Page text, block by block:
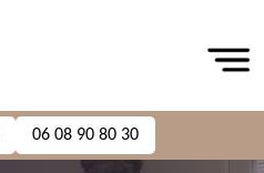
06 08 90 80 30